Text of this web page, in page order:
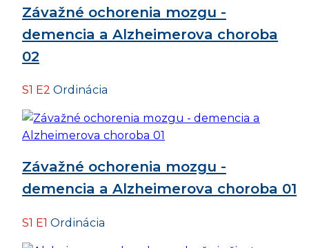
Závažné ochorenia mozgu -
demencia a Alzheimerova choroba
02
S1 E2 Ordinácia
Závažné ochorenia mozgu -
demencia a Alzheimerova choroba 01
S1 E1 Ordinácia